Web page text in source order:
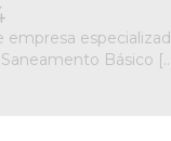
Básico